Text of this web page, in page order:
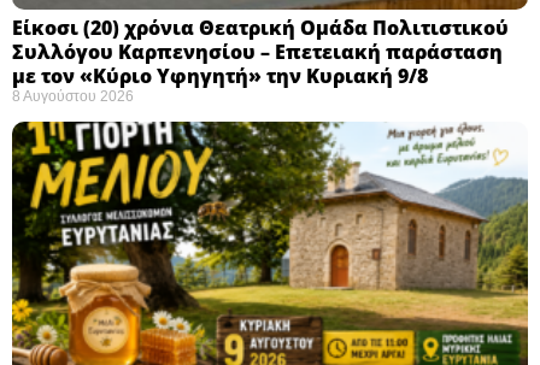
Eίκοσι (20) χρόνια Θεατρική Ομάδα Πολιτιστικού
Συλλόγου Καρπενησίου – Επετειακή παράσταση
με τον «Κύριο Υφηγητή» την Κυριακή 9/8
8 Αυγούστου 2026